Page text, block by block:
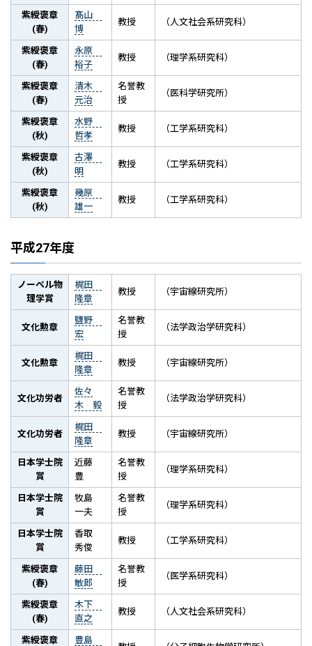
紫綬褒章
(春)
髙山
博
教授 （人文社会系研究科）
紫綬褒章
(春)
永原
裕子
教授 （理学系研究科）
紫綬褒章
(春)
清木
元治
名誉教
授
（医科学研究所）
紫綬褒章
(秋)
水野
哲孝
教授 （工学系研究科）
紫綬褒章
(秋)
古澤
明
教授 （工学系研究科）
紫綬褒章
(秋)
幾𠩤
雄一
教授 （工学系研究科）
平成27年度
ノーベル物
理学賞
梶田
隆章
教授 （宇宙線研究所）
文化勲章
鹽野
宏
名誉教
授
（法学政治学研究科）
文化勲章
梶田
隆章
教授 （宇宙線研究所）
文化功労者
佐々
木 毅
名誉教
授
（法学政治学研究科）
文化功労者
梶田
隆章
教授 （宇宙線研究所）
日本学士院
賞
近藤
豊
名誉教
授
（理学系研究科）
日本学士院
賞
牧島
一夫
名誉教
授
（理学系研究科）
日本学士院
賞
香取
秀俊
教授 （工学系研究科）
紫綬褒章
(春)
藤田
敏郎
名誉教
授
（医学系研究科）
紫綬褒章
(春)
木下
直之
教授 （人文社会系研究科）
紫綬褒章
豊島